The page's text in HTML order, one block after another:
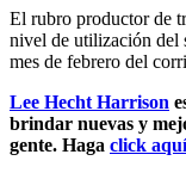
El rubro productor de
nivel de utilización del
mes de febrero del
Lee Hecht Harrison
brindar nuevas y
gente. Haga click aquí